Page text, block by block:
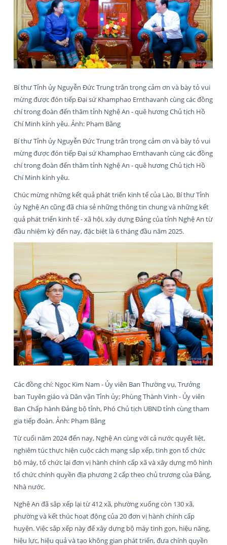
Bí thư Tỉnh ủy Nguyễn Đức Trung trân trọng cảm ơn và bày tỏ vui
mừng được đón tiếp Đại sứ Khamphao Ernthavanh cùng các đồng
chí trong đoàn đến thăm tỉnh Nghệ An - quê hương Chủ tịch Hồ
Chí Minh kính yêu. Ảnh: Phạm Bằng
Bí thư Tỉnh ủy Nguyễn Đức Trung trân trọng cảm ơn và bày tỏ vui
mừng được đón tiếp Đại sứ Khamphao Ernthavanh cùng các đồng
chí trong đoàn đến thăm tỉnh Nghệ An - quê hương Chủ tịch Hồ
Chí Minh kính yêu.
Chúc mừng những kết quả phát triển kinh tế của Lào, Bí thư Tỉnh
ủy Nghệ An cũng đã chia sẻ những thông tin chung và những kết
quả phát triển kinh tế - xã hội, xây dựng Đảng của tỉnh Nghệ An từ
đầu nhiệm kỳ đến nay, đặc biệt là 6 tháng đầu năm 2025.
Các đồng chí: Ngọc Kim Nam - Ủy viên Ban Thường vụ, Trưởng
ban Tuyên giáo và Dân vận Tỉnh ủy; Phùng Thành Vinh - Ủy viên
Ban Chấp hành Đảng bộ tỉnh, Phó Chủ tịch UBND tỉnh cùng tham
gia tiếp đoàn. Ảnh: Phạm Bằng
Từ cuối năm 2024 đến nay, Nghệ An cùng với cả nước quyết liệt,
nghiêm túc thực hiện cuộc cách mạng sắp xếp, tinh gọn tổ chức
bộ máy, tổ chức lại đơn vị hành chính cấp xã và xây dựng mô hình
tổ chức chính quyền địa phương 2 cấp theo chủ trương của Đảng,
Nhà nước.
Nghệ An đã sắp xếp lại từ 412 xã, phường xuống còn 130 xã,
phường và kết thúc hoạt động của 20 đơn vị hành chính cấp
huyện. Việc sắp xếp này để xây dựng bộ máy tinh gọn, hiệu năng,
hiệu lực, hiệu quả và tạo không gian phát triển, đưa chính quyền